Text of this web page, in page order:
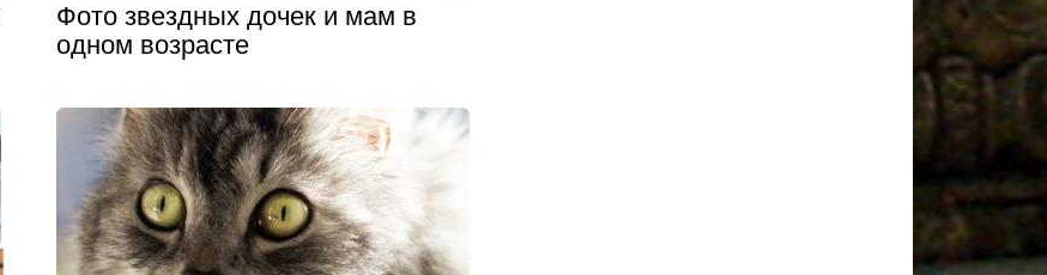
Фото звездных дочек и мам в
одном возрасте